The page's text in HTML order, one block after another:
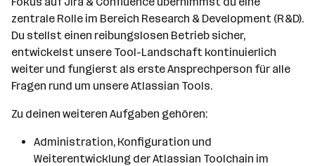
zentrale Rolle im Bereich Research & Development (R&D).
Du stellst einen reibungslosen Betrieb sicher,
entwickelst unsere Tool-Landschaft kontinuierlich
weiter und fungierst als erste Ansprechperson für alle
Fragen rund um unsere Atlassian Tools.
Zu deinen weiteren Aufgaben gehören:
Administration, Konfiguration und
Weiterentwicklung der Atlassian Toolchain im